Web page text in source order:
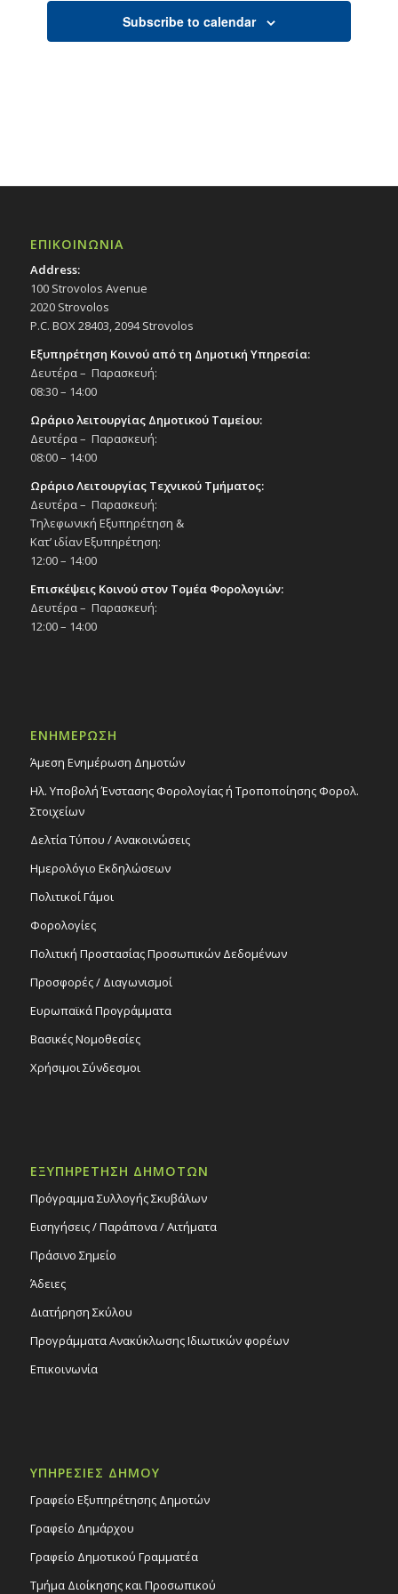
sssssss
sssssss
Subscribe to calendar
ΕΠΙΚΟΙΝΩΝΙΑ
Address:
100 Strovolos Avenue
2020 Strovolos
P.C. BOX 28403, 2094 Strovolos
Εξυπηρέτηση Κοινού από τη Δημοτική Υπηρεσία:
Δευτέρα – Παρασκευή:
08:30 – 14:00
Ωράριο λειτουργίας Δημοτικού Ταμείου:
Δευτέρα – Παρασκευή:
08:00 – 14:00
Ωράριο Λειτουργίας Τεχνικού Τμήματος:
Δευτέρα – Παρασκευή:
Τηλεφωνική Εξυπηρέτηση &
Κατ’ ιδίαν Εξυπηρέτηση:
12:00 – 14:00
Επισκέψεις Κοινού στον Τομέα Φορολογιών:
Δευτέρα – Παρασκευή:
12:00 – 14:00
ΕΝΗΜΕΡΩΣΗ
Άμεση Ενημέρωση Δημοτών
Ηλ. Υποβολή Ένστασης Φορολογίας ή Τροποποίησης Φορολ.
Στοιχείων
Δελτία Τύπου / Ανακοινώσεις
Ημερολόγιο Εκδηλώσεων
Πολιτικοί Γάμοι
Φορολογίες
Πολιτική Προστασίας Προσωπικών Δεδομένων
Προσφορές / Διαγωνισμοί
Ευρωπαϊκά Προγράμματα
Βασικές Νομοθεσίες
Χρήσιμοι Σύνδεσμοι
ΕΞΥΠΗΡΕΤΗΣΗ ΔΗΜΟΤΩΝ
Πρόγραμμα Συλλογής Σκυβάλων
Εισηγήσεις / Παράπονα / Αιτήματα
Πράσινο Σημείο
Άδειες
Διατήρηση Σκύλου
Προγράμματα Ανακύκλωσης Ιδιωτικών φορέων
Επικοινωνία
ΥΠΗΡΕΣΙΕΣ ΔΗΜΟΥ
Γραφείο Εξυπηρέτησης Δημοτών
Γραφείο Δημάρχου
Γραφείο Δημοτικού Γραμματέα
Τμήμα Διοίκησης και Προσωπικού